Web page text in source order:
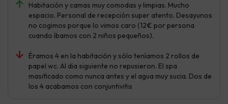
Habitación y camas muy comodas y limpias. Mucho
espacio. Personal de recepción super atento. Desayunos
no cogimos porque lo vimos caro (12€ por persona
cuando íbamos con 2 niños pequeños).
Éramos 4 en la habitación y sólo teníamos 2 rollos de
papel wc. Al dia siguiente no repusieron. El spa
masificado como nunca antes y el agua muy sucia. Dos de
los 4 acabamos con conjuntivitis